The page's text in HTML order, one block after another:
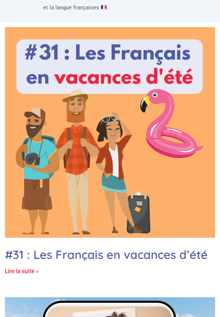
et la langue françaises
.
#31 : Les Français en vacances d’été
Lire la suite »